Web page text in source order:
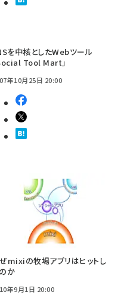
を中核としたWebツール
Tool Mart」
年10月25日 20:00
mixiの牧場アプリはヒットし
か
年9月1日 20:00